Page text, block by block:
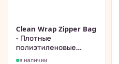
Clean Wrap Zipper Bag
- Плотные
полиэтиленовые...
в наличии